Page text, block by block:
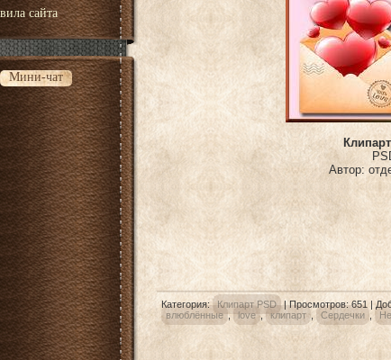
сайта
Мини-чат
Автор:
Категория: Клипарт PSD |Просмотров: 651 |
влюблённые , love , клипарт Сердечки